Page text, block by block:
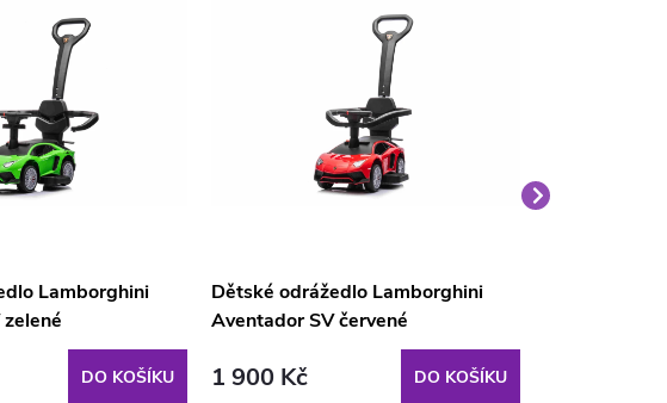
Lamborghini
DO KOŠÍKU
Dětské odrážedlo Lamborghini
Aventador SV červené
1 900 Kč DO KOŠÍKU